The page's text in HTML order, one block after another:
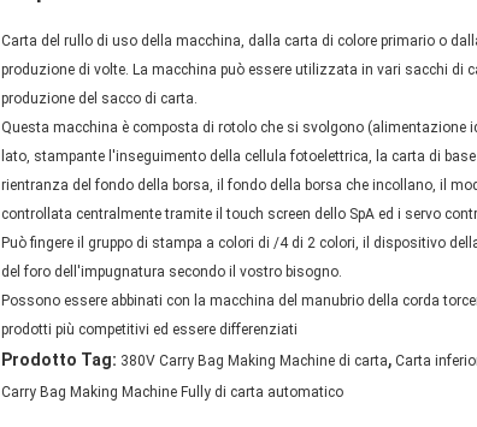
Carta del rullo di uso della macchina, dalla carta di colore primario o
produzione di volte. La macchina può essere utilizzata in vari sacchi di
produzione del sacco di carta.
Questa macchina è composta di rotolo che si svolgono (alimentazione
lato, stampante l'inseguimento della cellula fotoelettrica, la carta di
rientranza del fondo della borsa, il fondo della borsa che incollano, il
controllata centralmente tramite il touch screen dello SpA ed i servo
Può fingere il gruppo di stampa a colori di /4 di 2 colori, il dispositivo
del foro dell'impugnatura secondo il vostro bisogno.
Possono essere abbinati con la macchina del manubrio della corda
prodotti più competitivi ed essere differenziati
Prodotto Tag: 380V Carry Bag Making Machine di carta, Carta
Carry Bag Making Machine Fully di carta automatico